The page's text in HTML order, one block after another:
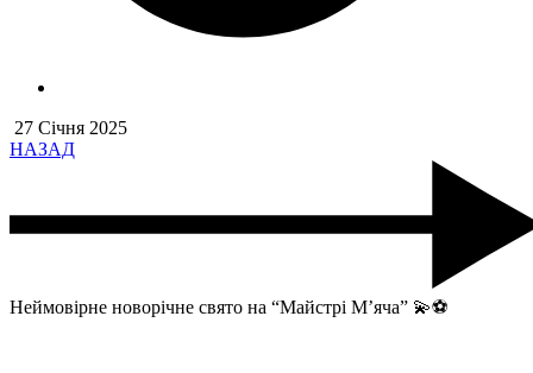
27 Січня 2025
НАЗАД
Неймовірне новорічне свято на “Майстрі М’яча” 💫⚽️